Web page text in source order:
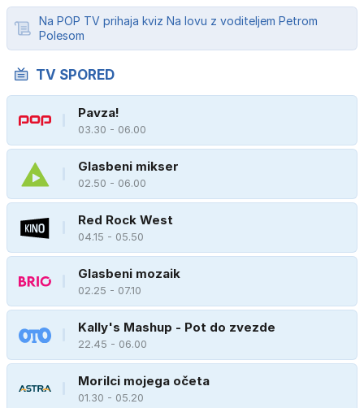
Na POP TV prihaja kviz Na lovu z voditeljem Petrom
Polesom
TV SPORED
Pavza!
03.30 - 06.00
Glasbeni mikser
02.50 - 06.00
Red Rock West
04.15 - 05.50
Glasbeni mozaik
02.25 - 07.10
Kally's Mashup - Pot do zvezde
22.45 - 06.00
Morilci mojega očeta
01.30 - 05.20